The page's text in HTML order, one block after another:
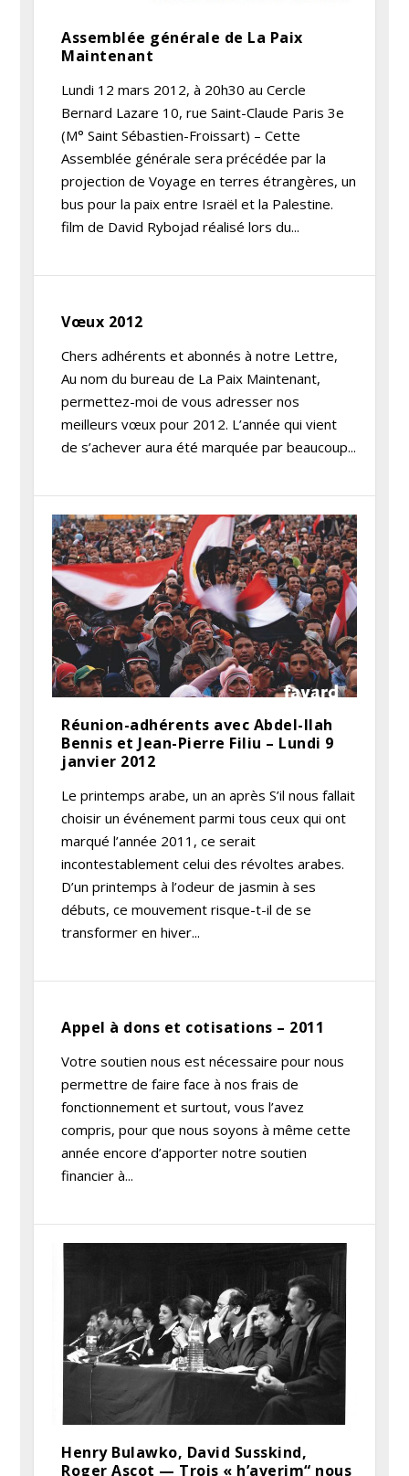
Assemblée générale de La Paix
Maintenant
Lundi 12 mars 2012, à 20h30 au Cercle
Bernard Lazare 10, rue Saint-Claude Paris 3e
(M° Saint Sébastien-Froissart) – Cette
Assemblée générale sera précédée par la
projection de Voyage en terres étrangères, un
bus pour la paix entre Israël et la Palestine.
film de David Rybojad réalisé lors du...
Vœux 2012
Chers adhérents et abonnés à notre Lettre,
Au nom du bureau de La Paix Maintenant,
permettez-moi de vous adresser nos
meilleurs vœux pour 2012. L’année qui vient
de s’achever aura été marquée par beaucoup...
Réunion-adhérents avec Abdel-Ilah
Bennis et Jean-Pierre Filiu – Lundi 9
janvier 2012
Le printemps arabe, un an après S’il nous fallait
choisir un événement parmi tous ceux qui ont
marqué l’année 2011, ce serait
incontestablement celui des révoltes arabes.
D’un printemps à l’odeur de jasmin à ses
débuts, ce mouvement risque-t-il de se
transformer en hiver...
Appel à dons et cotisations – 2011
Votre soutien nous est nécessaire pour nous
permettre de faire face à nos frais de
fonctionnement et surtout, vous l’avez
compris, pour que nous soyons à même cette
année encore d’apporter notre soutien
financier à...
Henry Bulawko, David Susskind,
Roger Ascot — Trois « h’averim“ nous